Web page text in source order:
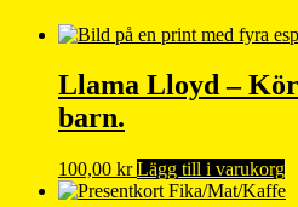
Llama Lloyd –
barn.
100,00 kr Lägg till i varukorg